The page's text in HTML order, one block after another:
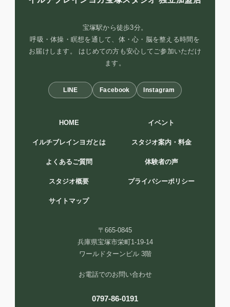
宝塚駅から徒歩3分。
呼吸・体操・瞑想を通して、体・心・脳を整える時間を
お届けします。 はじめての方も安心してご参加いただけ
ます。
LINE Facebook Instagram
HOME イベント
イルチブレインヨガとは スタジオ案内・料金
よくあるご質問 体験者の声
スタジオ概要 プライバシーポリシー
サイトマップ
〒665-0845
兵庫県宝塚市栄町1-19-14
ワールドターンビル 3階
お電話でのお問い合わせ
0797-86-0191